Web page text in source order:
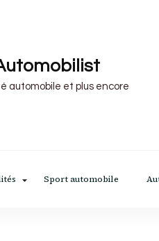
automobile et plus encore
Sport automobile